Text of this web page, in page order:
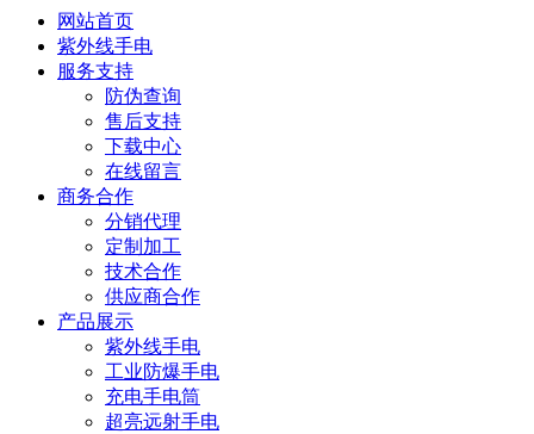
网站首页
紫外线手电
服务支持
防伪查询
售后支持
下载中心
在线留言
商务合作
分销代理
定制加工
技术合作
供应商合作
产品展示
紫外线手电
工业防爆手电
充电手电筒
超亮远射手电